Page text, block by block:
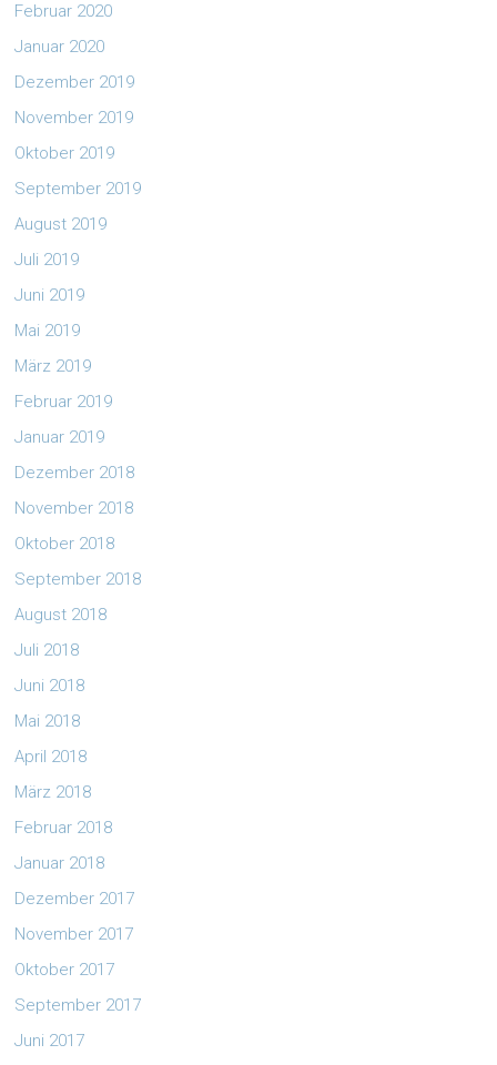
Februar 2020
Januar 2020
Dezember 2019
November 2019
Oktober 2019
September 2019
August 2019
Juli 2019
Juni 2019
Mai 2019
März 2019
Februar 2019
Januar 2019
Dezember 2018
November 2018
Oktober 2018
September 2018
August 2018
Juli 2018
Juni 2018
Mai 2018
April 2018
März 2018
Februar 2018
Januar 2018
Dezember 2017
November 2017
Oktober 2017
September 2017
Juni 2017